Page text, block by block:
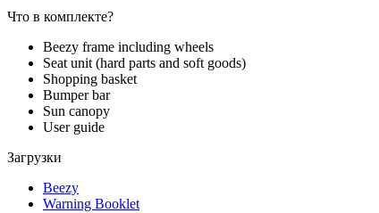
Что в комплекте?
Beezy frame including wheels
Seat unit (hard parts and soft goods)
Shopping basket
Bumper bar
Sun canopy
User guide
Загрузки
Beezy
Warning Booklet